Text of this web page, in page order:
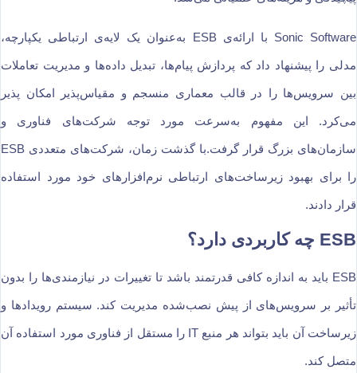
Sonic Software با ارائه‌ی ESB به‌عنوان یک لایه‌ی ارتباطی یکپارچه،
مدلی را پیشنهاد داد که پردازش پیام‌ها، تبدیل داده‌ها و مدیریت تعاملات
بین سرویس‌ها را در قالب معماری منسجم و مقیاس‌پذیر امکان پذیر
می‌کرد. این مفهوم به‌سرعت مورد توجه شرکت‌های فناوری و
سازمان‌های بزرگ قرار گرفت.با گذشت زمان، شرکت‌های متعددی ESB
را برای بهبود زیرساخت‌های ارتباطی نرم‌افزارهای خود مورد استفاده
قرار دادند.
ESB چه کاربردی دارد؟
ESB باید به اندازه کافی قدرتمند باشد تا تغییرات در نیازمندی‌ها را بدون
تأثیر بر سرویس‌های از پیش نصب‌شده مدیریت کند. سیستم رویدادها و
زیرساخت آن باید بتواند هر منبع IT را مستقل از فناوری مورد استفاده آن
متصل کند.